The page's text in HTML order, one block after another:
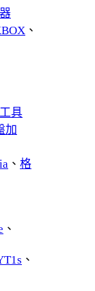
、
具
加
、 格
、
、